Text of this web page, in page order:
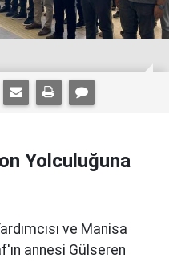
Yolculuğuna
ve Manisa
annesi Gülseren